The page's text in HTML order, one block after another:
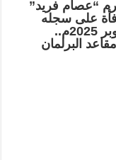
“عصام فريد”
على سجله
البرلمان